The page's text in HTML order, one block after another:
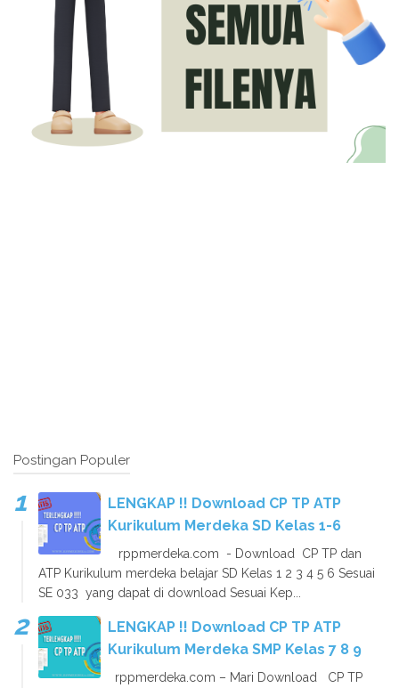
Postingan Populer
LENGKAP !! Download CP TP ATP
Kurikulum Merdeka SD Kelas 1-6
rppmerdeka.com - Download CP TP dan
ATP Kurikulum merdeka belajar SD Kelas 1 2 3 4 5 6 Sesuai
SE 033 yang dapat di download Sesuai Kep...
LENGKAP !! Download CP TP ATP
Kurikulum Merdeka SMP Kelas 7 8 9
rppmerdeka.com – Mari Download CP TP